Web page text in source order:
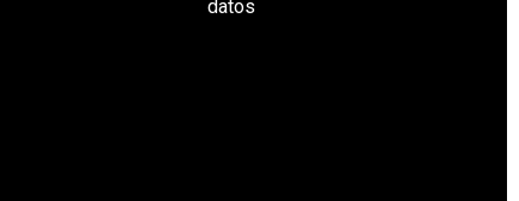
datos